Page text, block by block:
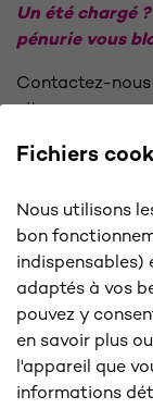
Un été chargé
pénurie vous
Contactez-nous
vitesse nous
https://
Fichiers
Nous utilisons
bon
indispensables)
adaptés à vos
pouvez y
en savoir plus
l'appareil que
informations